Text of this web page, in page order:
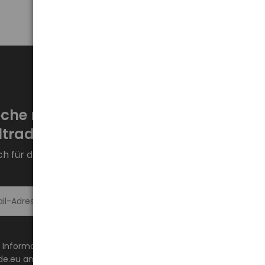
neue Aktionen bei
für den Newsletter an und bleiben Sie auf dem
über Neuheiten und Aktionen auf
an die angegebene E-Mail-Adresse erhalten.